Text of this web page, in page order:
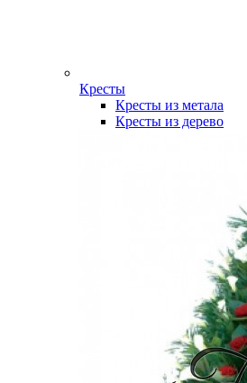
Кресты
Кресты из метала
Кресты из дерево